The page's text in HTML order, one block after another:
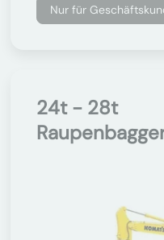
Nur für
24t - 28t